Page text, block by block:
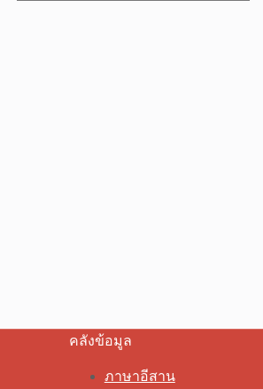
คลังข้อมูล
ภาษาอีสาน